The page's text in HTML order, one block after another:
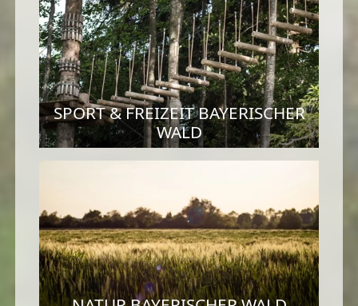
SPORT & FREIZEIT BAYERISCHER
WALD